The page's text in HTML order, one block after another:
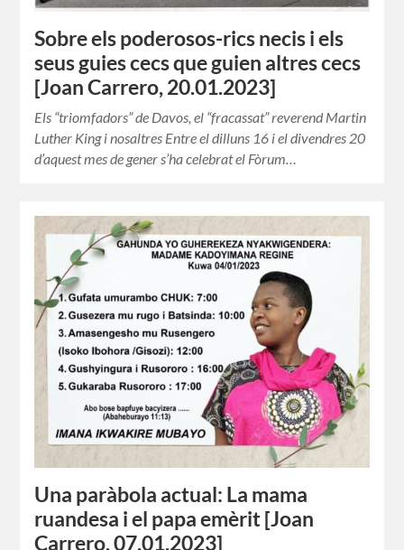
Sobre els poderosos-rics necis i els
seus guies cecs que guien altres cecs
[Joan Carrero, 20.01.2023]
Els “triomfadors” de Davos, el “fracassat” reverend Martin
Luther King i nosaltres Entre el dilluns 16 i el divendres 20
d’aquest mes de gener s’ha celebrat el Fòrum…
Una paràbola actual: La mama
ruandesa i el papa emèrit [Joan
Carrero, 07.01.2023]